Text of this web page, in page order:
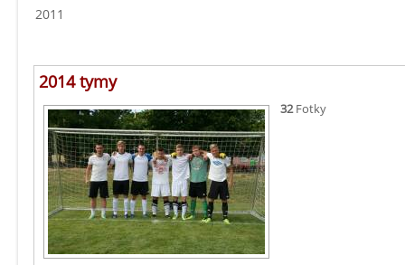
2011
2014 tymy
32Fotky